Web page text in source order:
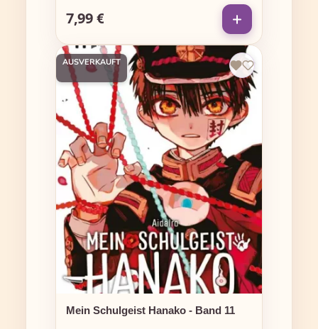
Regulärer Preis:
7,99 €
AUSVERKAUFT
Mein Schulgeist Hanako - Band 11